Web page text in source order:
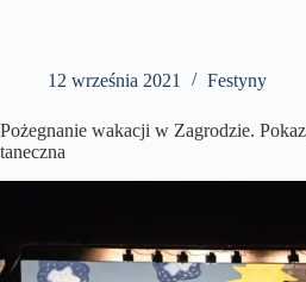
12 września 2021 Festyny
Pożegnanie wakacji w Zagrodzie.
taneczna